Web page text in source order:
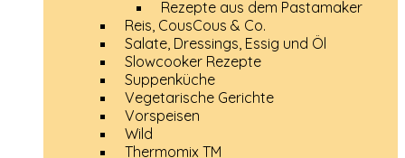
Rezepte aus dem Pastamaker
Reis, CousCous & Co.
Salate, Dressings, Essig und Öl
Slowcooker Rezepte
Suppenküche
Vegetarische Gerichte
Vorspeisen
Wild
Thermomix TM